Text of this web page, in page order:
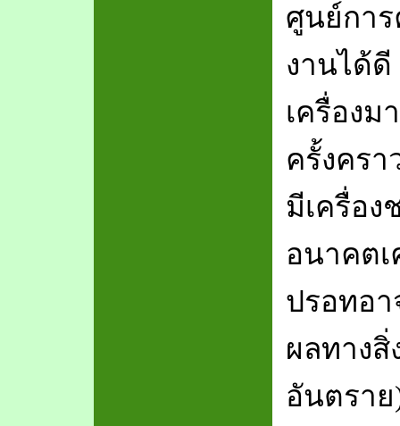
ศูนย์กา
งานได้
เครื่องม
ครั้งคร
มีเครื่อ
อนาคต
ปรอทอา
ผลทาง
อันตรา